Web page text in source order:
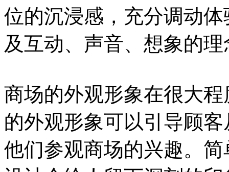
位的沉浸感，充分调动
及互动、声音、想象的理
商场的外观形象在很大
的外观形象可以引导顾
他们参观商场的兴趣。